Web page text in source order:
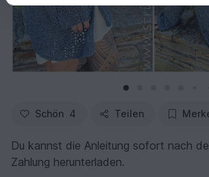
Schön 4 Teilen
Du kannst die Anleitung sofort nach
Zahlung herunterladen.